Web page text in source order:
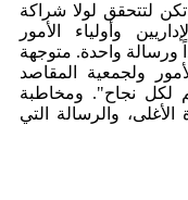
لتتحقق لولا شراكة
وأولياء الأمور
ورسالة واحدة. متوجهة
ولجمعية المقاصد
لكل نجاح". ومخاطبة
الأغلى، والرسالة التي